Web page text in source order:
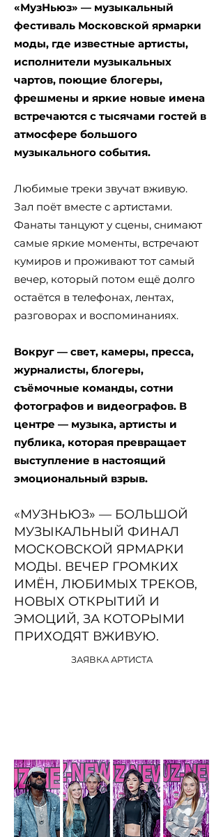
«МузНьюз» — музыкальный
фестиваль Московской ярмарки
моды, где известные артисты,
исполнители музыкальных
чартов, поющие блогеры,
фрешмены и яркие новые имена
встречаются с тысячами гостей в
атмосфере большого
музыкального события.
Любимые треки звучат вживую.
Зал поёт вместе с артистами.
Фанаты танцуют у сцены, снимают
самые яркие моменты, встречают
кумиров и проживают тот самый
вечер, который потом ещё долго
остаётся в телефонах, лентах,
разговорах и воспоминаниях.
Вокруг — свет, камеры, пресса,
журналисты, блогеры,
съёмочные команды, сотни
фотографов и видеографов. В
центре — музыка, артисты и
публика, которая превращает
выступление в настоящий
эмоциональный взрыв.
«МУЗНЬЮЗ» — БОЛЬШОЙ
МУЗЫКАЛЬНЫЙ ФИНАЛ
МОСКОВСКОЙ ЯРМАРКИ
МОДЫ. ВЕЧЕР ГРОМКИХ
ИМЁН, ЛЮБИМЫХ ТРЕКОВ,
НОВЫХ ОТКРЫТИЙ И
ЭМОЦИЙ, ЗА КОТОРЫМИ
ПРИХОДЯТ ВЖИВУЮ.
ЗАЯВКА АРТИСТА